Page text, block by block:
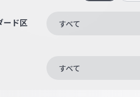
ード区
すべて
すべて